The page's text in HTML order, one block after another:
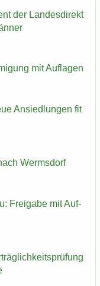
der Lan­des­di­rek­t
mit Auf­la­gen
An­sied­lun­gen fit
Werms­dorf
Frei­ga­be mit Auf­